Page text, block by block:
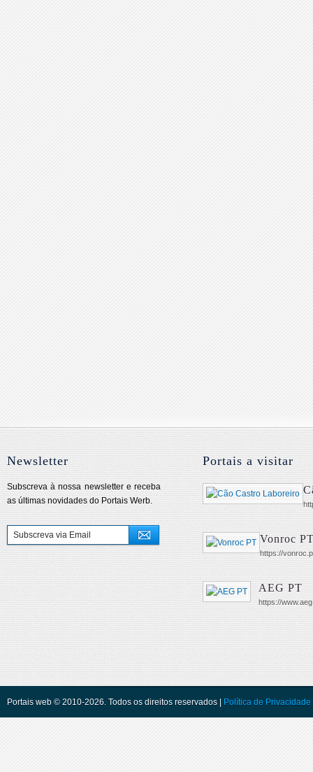
Newsletter
Subscreva à nossa newsletter e receba
as últimas novidades do Portais Werb.
Portais a visitar
Vonroc
https://
AEG PT
https://
Portais web © 2010-2026. Todos os direitos reservados | Política de Privacidade